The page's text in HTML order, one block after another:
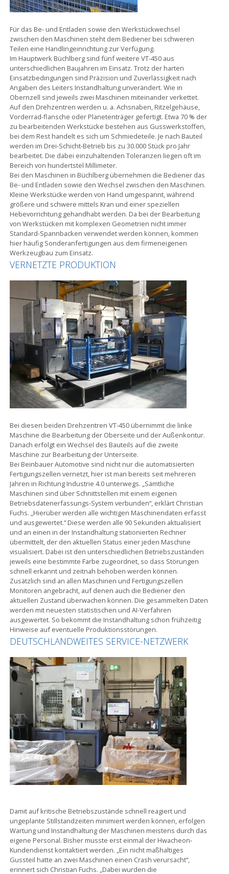
Für das Be- und Entladen sowie den Werkstückwechsel
zwischen den Maschinen steht dem Bediener bei schweren
Teilen eine Handlingeinrichtung zur Verfügung.
Im Hauptwerk Büchlberg sind fünf weitere VT-450 aus
unterschiedlichen Baujahren im Einsatz. Trotz der harten
Einsatzbedingungen sind Präzision und Zuverlässigkeit nach
Angaben des Leiters Instandhaltung unverändert. Wie in
Obernzell sind jeweils zwei Maschinen miteinander verkettet.
Auf den Drehzentren werden u. a. Achsnaben, Ritzelgehäuse,
Vorderrad-flansche oder Planetenträger gefertigt. Etwa 70 % der
zu bearbeitenden Werkstücke bestehen aus Gusswerkstoffen,
bei dem Rest handelt es sich um Schmiedeteile. Je nach Bauteil
werden im Drei-Schicht-Betrieb bis zu 30.000 Stück pro Jahr
bearbeitet. Die dabei einzuhaltenden Toleranzen liegen oft im
Bereich von hundertstel Millimeter.
Bei den Maschinen in Büchlberg übernehmen die Bediener das
Be- und Entladen sowie den Wechsel zwischen den Maschinen.
Kleine Werkstücke werden von Hand umgespannt, während
größere und schwere mittels Kran und einer speziellen
Hebevorrichtung gehandhabt werden. Da bei der Bearbeitung
von Werkstücken mit komplexen Geometrien nicht immer
Standard-Spannbacken verwendet werden können, kommen
hier häufig Sonderanfertigungen aus dem firmeneigenen
Werkzeugbau zum Einsatz.
VERNETZTE PRODUKTION
Bei diesen beiden Drehzentren VT-450 übernimmt die linke
Maschine die Bearbeitung der Oberseite und der Außenkontur.
Danach erfolgt ein Wechsel des Bauteils auf die zweite
Maschine zur Bearbeitung der Unterseite.
Bei Beinbauer Automotive sind nicht nur die automatisierten
Fertigungszellen vernetzt, hier ist man bereits seit mehreren
Jahren in Richtung Industrie 4.0 unterwegs. „Sämtliche
Maschinen sind über Schnittstellen mit einem eigenen
Betriebsdatenerfassungs-System verbunden“, erklärt Christian
Fuchs. „Hierüber werden alle wichtigen Maschinendaten erfasst
und ausgewertet.“ Diese werden alle 90 Sekunden aktualisiert
und an einen in der Instandhaltung stationierten Rechner
übermittelt, der den aktuellen Status einer jeden Maschine
visualisiert. Dabei ist den unterschiedlichen Betriebszuständen
jeweils eine bestimmte Farbe zugeordnet, so dass Störungen
schnell erkannt und zeitnah behoben werden können.
Zusätzlich sind an allen Maschinen und Fertigungszellen
Monitoren angebracht, auf denen auch die Bediener den
aktuellen Zustand überwachen können. Die gesammelten Daten
werden mit neuesten statistischen und AI-Verfahren
ausgewertet. So bekommt die Instandhaltung schon frühzeitig
Hinweise auf eventuelle Produktionsstörungen.
DEUTSCHLANDWEITES SERVICE-NETZWERK
Damit auf kritische Betriebszustände schnell reagiert und
ungeplante Stillstandzeiten minimiert werden können, erfolgen
Wartung und Instandhaltung der Maschinen meistens durch das
eigene Personal. Bisher musste erst einmal der Hwacheon-
Kundendienst kontaktiert werden. „Ein nicht maßhaltiges
Gussteil hatte an zwei Maschinen einen Crash verursacht“,
erinnert sich Christian Fuchs. „Dabei wurden die